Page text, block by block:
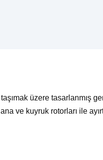
üzere tasarlanmış
ve kuyruk rotorları ile